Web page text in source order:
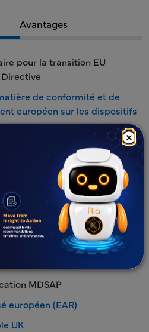
×
Avantages
pour la transition EU
de conformité et de
européen sur les dispositifs
de conformité et de
européen relatif aux
diagnostic in vitro (EU-
et d'enregistrement des
ISO 13485:2016
des risques
MDSAP
européen (EAR)
UK